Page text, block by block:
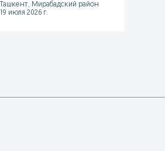
Ташкент, Мирабадский район
19 июля 2026 г.